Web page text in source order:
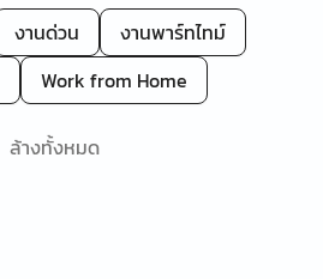
งานด่วน
งานพาร์ทไทม์
Work from Home
ล้างทั้งหมด